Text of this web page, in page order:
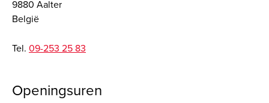
9880 Aalter
België
Tel. 09-253 25 83
Openingsuren